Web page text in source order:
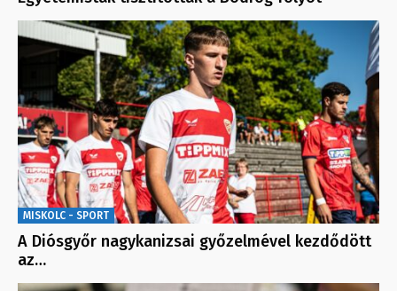
MISKOLC - SPORT
A Diósgyőr nagykanizsai győzelmével kezdődött
az…